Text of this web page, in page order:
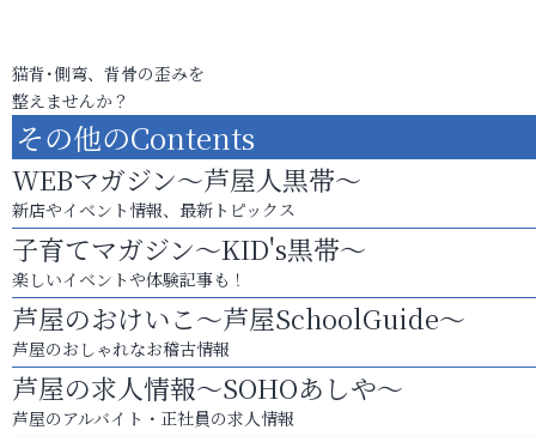
猫背･側弯、背骨の歪みを
整えませんか？
その他のContents
WEBマガジン～芦屋人黒帯～
新店やイベント情報、最新トピックス
子育てマガジン～KID's黒帯～
楽しいイベントや体験記事も！
芦屋のおけいこ～芦屋SchoolGuide～
芦屋のおしゃれなお稽古情報
芦屋の求人情報～SOHOあしや～
芦屋のアルバイト・正社員の求人情報